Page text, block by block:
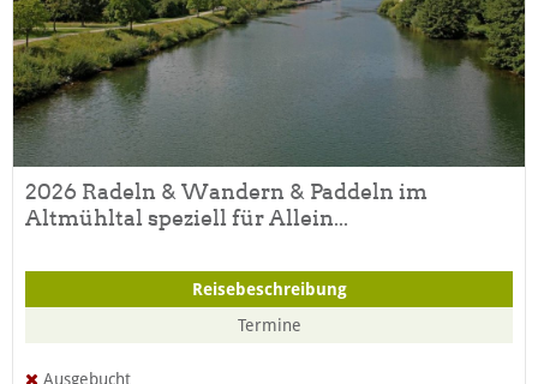
2026 Radeln & Wandern & Paddeln im
Altmühltal speziell für Allein...
Reisebeschreibung
Termine
Ausgebucht